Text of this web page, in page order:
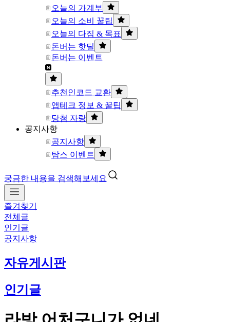
오늘의 가계부
오늘의 소비 꿀팁
오늘의 다짐 & 목표
돈버는 핫딜
돈버는 이벤트
추천인코드 교환
앱테크 정보 & 꿀팁
당첨 자랑
공지사항
공지사항
탐스 이벤트
궁금한 내용을 검색해보세요
즐겨찾기
전체글
인기글
공지사항
자유게시판
인기글